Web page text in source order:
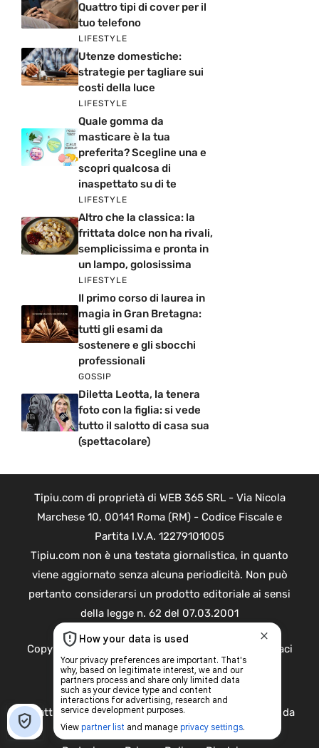
Quattro tipi di cover per il
tuo telefono
LIFESTYLE
Utenze domestiche:
strategie per tagliare sui
costi della luce
LIFESTYLE
Quale gomma da
masticare è la tua
preferita? Scegline una e
scopri qualcosa di
inaspettato su di te
LIFESTYLE
Altro che la classica: la
frittata dolce non ha rivali,
semplicissima e pronta in
un lampo, golosissima
LIFESTYLE
Il primo corso di laurea in
magia in Gran Bretagna:
tutti gli esami da
sostenere e gli sbocchi
professionali
GOSSIP
Diletta Leotta, la tenera
foto con la figlia: si vede
tutto il salotto di casa sua
(spettacolare)
Tipiu.com di proprietà di WEB 365 SRL - Via Nicola
Marchese 10, 00141 Roma (RM) - Codice Fiscale e
Partita I.V.A. 12279101005
Tipiu.com non è una testata giornalistica, in quanto
viene aggiornato senza alcuna periodicità. Non può
pertanto considerarsi un prodotto editoriale ai sensi
della legge n. 62 del 07.03.2001
Copyright ©2026 - Tutti i diritti riservati - Contattaci
Le attività pubblicitarie su questo sito sono gestite da
theCoreAdv